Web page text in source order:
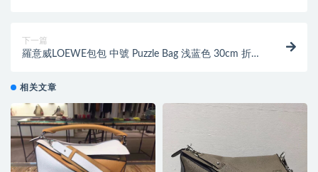
下一篇
羅意威LOEWE包包 中號 Puzzle Bag 浅蓝色 30cm 折疊
相关文章